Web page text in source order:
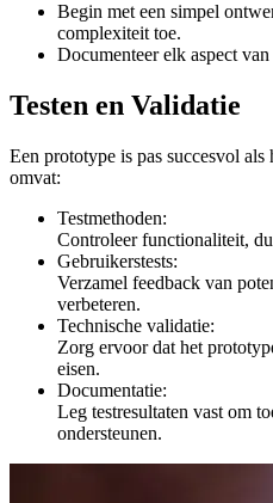
Begin met een simpel
complexiteit toe.
Documenteer elk aspect
Testen en Validatie
Een prototype is pas succesvol
omvat:
Testmethoden:
Controleer functionaliteit,
Gebruikerstests:
Verzamel feedback van
verbeteren.
Technische validatie:
Zorg ervoor dat het
eisen.
Documentatie:
Leg testresultaten vast om
ondersteunen.